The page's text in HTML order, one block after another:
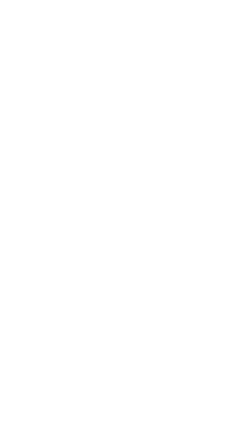
(1/1) ~1.302sec